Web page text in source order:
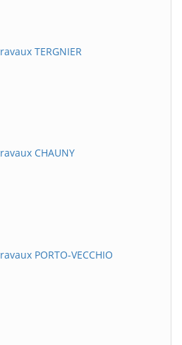
TERGNIER
CHAUNY
PORTO-VECCHIO